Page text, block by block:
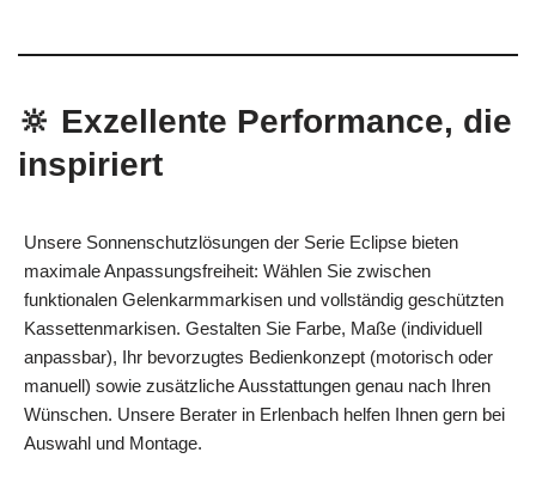
🔆 Exzellente Performance, die
inspiriert
Unsere Sonnenschutzlösungen der Serie Eclipse bieten
maximale Anpassungsfreiheit: Wählen Sie zwischen
funktionalen Gelenkarmmarkisen und vollständig geschützten
Kassettenmarkisen. Gestalten Sie Farbe, Maße (individuell
anpassbar), Ihr bevorzugtes Bedienkonzept (motorisch oder
manuell) sowie zusätzliche Ausstattungen genau nach Ihren
Wünschen. Unsere Berater in Erlenbach helfen Ihnen gern bei
Auswahl und Montage.